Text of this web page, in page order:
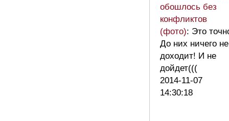
обошлось без
конфликтов
(фото): Это
До них ничего не
доходит! И не
дойдет(((
2014-11-07
14:30:18